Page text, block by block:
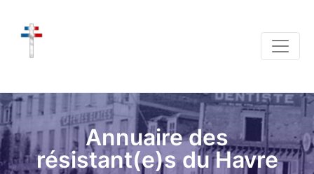
Annuaire des
résistant(e)s du Havre